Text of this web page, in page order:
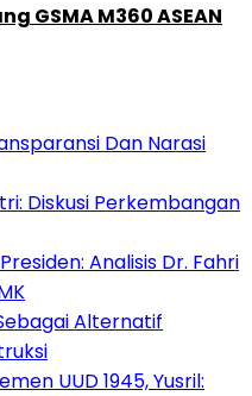
GSMA M360 ASEAN
Dan Narasi
Diskusi Perkembangan
Analisis Dr. Fahri
Alternatif
UUD 1945, Yusril: